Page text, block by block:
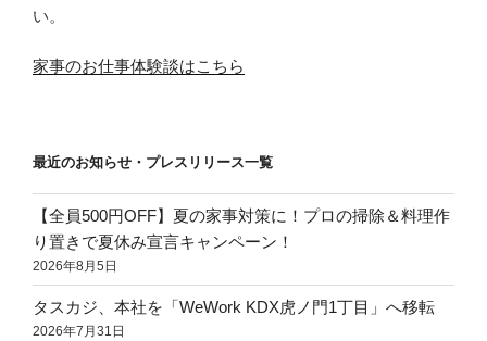
い。
家事のお仕事体験談はこちら
最近のお知らせ・プレスリリース一覧
【全員500円OFF】夏の家事対策に！プロの掃除＆料理作
り置きで夏休み宣言キャンペーン！
2026年8月5日
タスカジ、本社を「WeWork KDX虎ノ門1丁目」へ移転
2026年7月31日